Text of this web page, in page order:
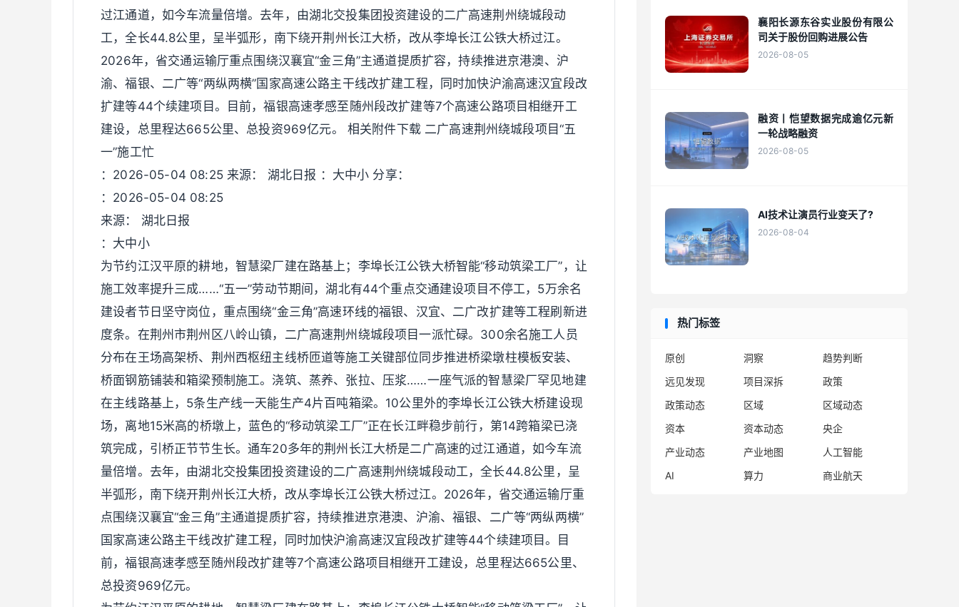
过江通道，如今车流量倍增。去年，由湖北交投集团投资建设的二广高速荆州绕城段动
工，全长44.8公里，呈半弧形，南下绕开荆州长江大桥，改从李埠长江公铁大桥过江。
2026年，省交通运输厅重点围绕汉襄宜“金三角”主通道提质扩容，持续推进京港澳、沪
渝、福银、二广等“两纵两横”国家高速公路主干线改扩建工程，同时加快沪渝高速汉宜段改
扩建等44个续建项目。目前，福银高速孝感至随州段改扩建等7个高速公路项目相继开工
建设，总里程达665公里、总投资969亿元。 相关附件下载 二广高速荆州绕城段项目“五
一”施工忙
：2026-05-04 08:25 来源： 湖北日报 ：大中小 分享：
：2026-05-04 08:25
来源： 湖北日报
：大中小
为节约江汉平原的耕地，智慧梁厂建在路基上；李埠长江公铁大桥智能“移动筑梁工厂”，让
施工效率提升三成……“五一”劳动节期间，湖北有44个重点交通建设项目不停工，5万余名
建设者节日坚守岗位，重点围绕“金三角”高速环线的福银、汉宜、二广改扩建等工程刷新进
度条。在荆州市荆州区八岭山镇，二广高速荆州绕城段项目一派忙碌。300余名施工人员
分布在王场高架桥、荆州西枢纽主线桥匝道等施工关键部位同步推进桥梁墩柱模板安装、
桥面钢筋铺装和箱梁预制施工。浇筑、蒸养、张拉、压浆……一座气派的智慧梁厂罕见地建
在主线路基上，5条生产线一天能生产4片百吨箱梁。10公里外的李埠长江公铁大桥建设现
场，离地15米高的桥墩上，蓝色的“移动筑梁工厂”正在长江畔稳步前行，第14跨箱梁已浇
筑完成，引桥正节节生长。通车20多年的荆州长江大桥是二广高速的过江通道，如今车流
量倍增。去年，由湖北交投集团投资建设的二广高速荆州绕城段动工，全长44.8公里，呈
半弧形，南下绕开荆州长江大桥，改从李埠长江公铁大桥过江。2026年，省交通运输厅重
点围绕汉襄宜“金三角”主通道提质扩容，持续推进京港澳、沪渝、福银、二广等“两纵两横”
国家高速公路主干线改扩建工程，同时加快沪渝高速汉宜段改扩建等44个续建项目。目
前，福银高速孝感至随州段改扩建等7个高速公路项目相继开工建设，总里程达665公里、
总投资969亿元。
襄阳长源东谷实业股份有限公
司关于股份回购进展公告
2026-08-05
融资丨恺望数据完成逾亿元新
一轮战略融资
2026-08-05
AI技术让演员行业变天了?
2026-08-04
热门标签
原创 洞察
趋势判断
远见发现
项目深拆
政策
政策动态
区域
区域动态
资本
资本动态
央企
产业动态
产业地图
人工智能
AI
算力 商业航天